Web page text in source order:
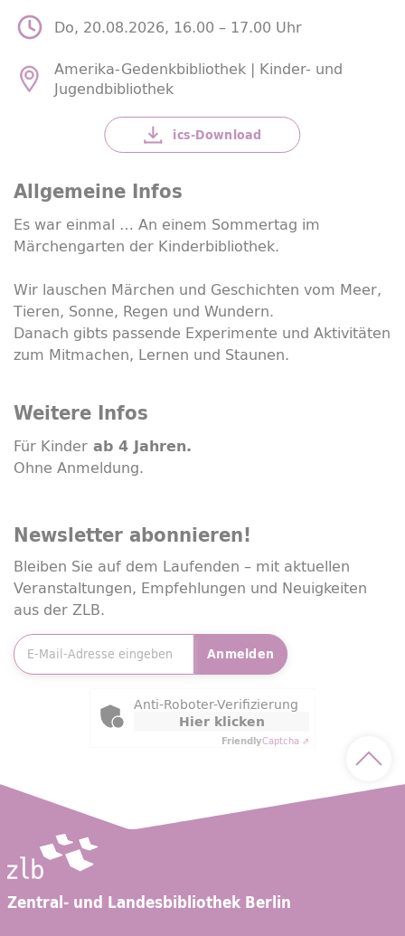
Do, 20.08.2026, 16.00 – 17.00 Uhr
ics-Download
Amerika-Gedenkbibliothek | Kinder- und
Jugendbibliothek
Allgemeine Infos
Es war einmal … An einem Sommertag im
Märchengarten der Kinderbibliothek.
Wir lauschen Märchen und Geschichten vom Meer,
Tieren, Sonne, Regen und Wundern.
Danach gibts passende Experimente und Aktivitäten
zum Mitmachen, Lernen und Staunen.
Weitere Infos
Für Kinder ab 4 Jahren.
Ohne Anmeldung.
Newsletter abonnieren!
Bleiben Sie auf dem Laufenden – mit aktuellen
Veranstaltungen, Empfehlungen und Neuigkeiten
aus der ZLB.
Anmelden
Friendly Captcha
Anti-Roboter-Verifizierung
Hier klicken
FriendlyCaptcha ⇗
Zentral- und Landesbibliothek Berlin